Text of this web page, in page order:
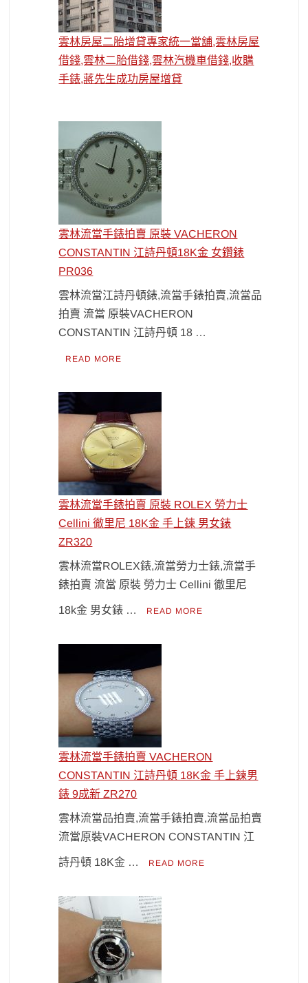
雲林房屋二胎增貸專家統一當舖,雲林房屋
借錢,雲林二胎借錢,雲林汽機車借錢,收購
手錶,蔣先生成功房屋增貸
雲林流當手錶拍賣 原裝 VACHERON
CONSTANTIN 江詩丹頓18K金 女鑽錶
PR036
雲林流當江詩丹頓錶,流當手錶拍賣,流當品
拍賣 流當 原裝VACHERON
CONSTANTIN 江詩丹頓 18 …
READ MORE
雲林流當手錶拍賣 原裝 ROLEX 勞力士
Cellini 徹里尼 18K金 手上鍊 男女錶
ZR320
雲林流當ROLEX錶,流當勞力士錶,流當手
錶拍賣 流當 原裝 勞力士 Cellini 徹里尼
18k金 男女錶 … READ MORE
雲林流當手錶拍賣 VACHERON
CONSTANTIN 江詩丹頓 18K金 手上鍊男
錶 9成新 ZR270
雲林流當品拍賣,流當手錶拍賣,流當品拍賣
流當原裝VACHERON CONSTANTIN 江
詩丹頓 18K金 … READ MORE